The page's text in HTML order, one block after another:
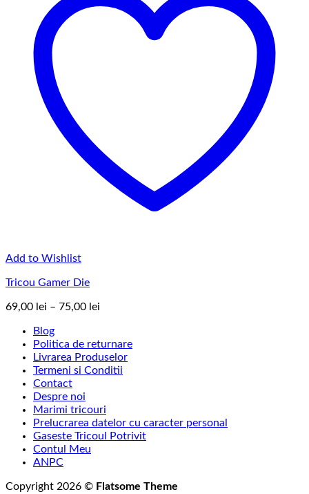
Add to Wishlist
Tricou Gamer Die
69,00 lei – 75,00 lei
69,00 lei
până
la
Blog
Politica de returnare
Livrarea Produselor
Termeni si Conditii
Contact
Despre noi
Marimi tricouri
Prelucrarea datelor cu caracter personal
Gaseste Tricoul Potrivit
Contul Meu
ANPC
Copyright 2026 © Flatsome Theme